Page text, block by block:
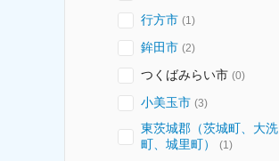
行方市 (1 )
鉾田市 (2)
つくばみらい市 (0)
小美玉市 (3)
東茨城郡（茨城町、大洗
町、城里町）
(1)